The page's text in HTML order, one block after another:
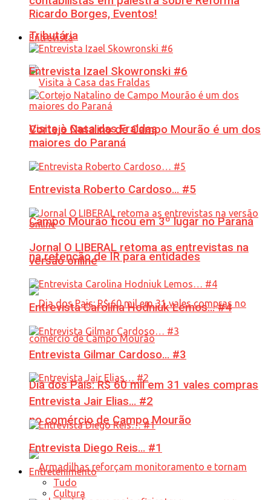
Tributária
Visita à Casa das Fraldas
Campo Mourão ficou em 3º lugar no Paraná
na retenção de IR para entidades
Dia dos Pais: R$ 60 mil em 31 vales compras
no comércio de Campo Mourão
Ricardo Borges, Eventos!
Entrevista
Entrevista Izael Skowronski #6
Cortejo Natalino de Campo Mourão é um dos
maiores do Paraná
Entrevista Roberto Cardoso… #5
Jornal O LIBERAL retoma as entrevistas na
versão online
Entrevista Carolina Hodniuk Lemos… #4
Entrevista Gilmar Cardoso… #3
Entrevista Jair Elias… #2
Entrevista Diego Reis… #1
Entretenimento
Tudo
Cultura